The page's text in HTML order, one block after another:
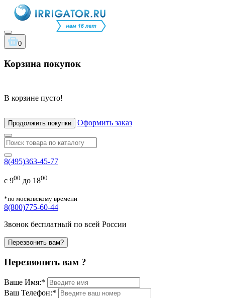
0
Корзина покупок
В корзине пусто!
Продолжить покупки Оформить заказ
8(495)363-45-77
с 900 до 1800
*по московскому времени
8(800)775-60-44
Звонок бесплатный по всей России
Перезвонить вам?
Перезвонить вам ?
Ваше Имя:*
Ваш Телефон:*